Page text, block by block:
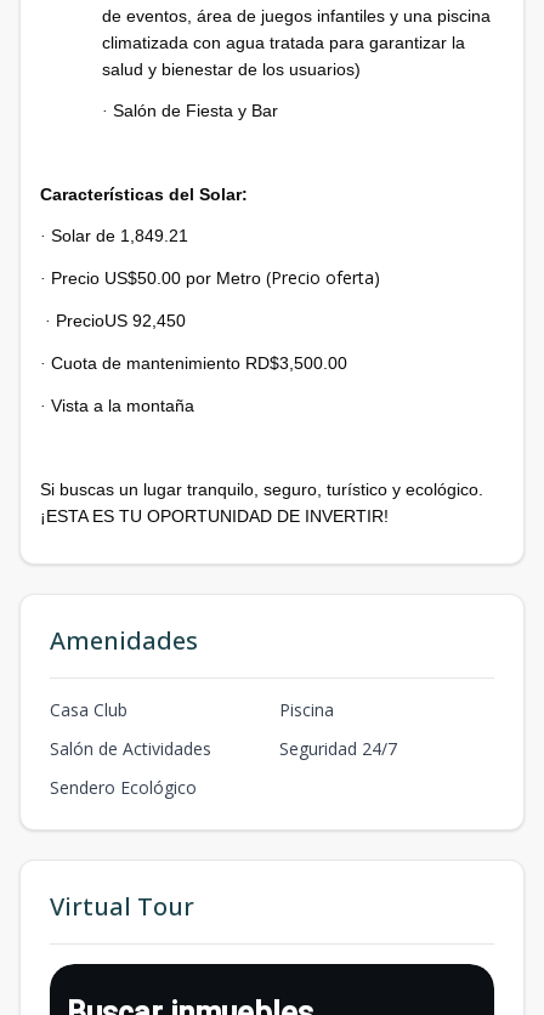
de eventos, área de juegos infantiles y una piscina
climatizada con agua tratada para garantizar la
salud y bienestar de los usuarios)
· Salón de Fiesta y Bar
Características del Solar:
· Solar de 1,849.21
· Precio US$50.00 por Metro (Precio oferta)
· PrecioUS 92,450
· Cuota de mantenimiento RD$3,500.00
· Vista a la montaña
Si buscas un lugar tranquilo, seguro, turístico y ecológico.
¡ESTA ES TU OPORTUNIDAD DE INVERTIR!
Amenidades
Casa Club
Piscina
Salón de Actividades
Seguridad 24/7
Sendero Ecológico
Virtual Tour